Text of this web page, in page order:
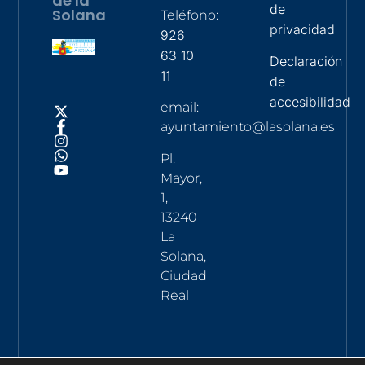
Solana Teléfono:
926
63 10
11
email:
ayuntamiento@lasolana.es
Pl.
Mayor,
1,
13240
La
Solana,
Ciudad
Real
de
privacidad
Declaración
de
accesibilidad